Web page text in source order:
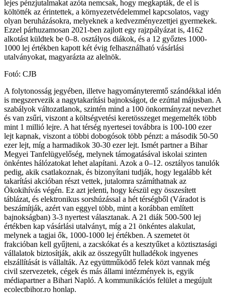
lejes pénzjutalmakat azóta nemcsak, hogy megkapták, de el is
költötték az érintettek, a környezetvédelemmel kapcsolatos, vagy
olyan beruházásokra, melyeknek a kedvezményezettjei gyermekek.
Ezzel párhuzamosan 2021-ben zajlott egy rajzpályázat is, 4162
alkotást küldtek be 0–8. osztályos diákok, és a 12 győztes 1000-
1000 lej értékben kapott két évig felhasználható vásárlási
utalványokat, magyarázta az alelnök.
Fotó: CJB
A folytonosság jegyében, illetve hagyományteremtő szándékkal idén
is megszervezik a nagytakarítási bajnokságot, de ezúttal májusban. A
szabályok változatlanok, szintén mind a 100 önkormányzat nevezhet
és van zsűri, viszont a költségvetési keretösszeget megemelték több
mint 1 millió lejre. A hat térség nyertesei továbbra is 100-100 ezer
lejt kapnak, viszont a többi dobogósok több pénzt: a második 50-50
ezer lejt, míg a harmadikok 30-30 ezer lejt. Ismét partner a Bihar
Megyei Tanfelügyelőség, melynek támogatásával iskolai szinten
önkéntes hálózatokat lehet alapítani. Azok a 0–12. osztályos tanulók
pedig, akik csatlakoznak, és bizonyítani tudják, hogy legalább két
takarítási akcióban részt vettek, jutalomra számíthatnak az
Ökokihívás végén. Ez azt jelenti, hogy készül egy összesített
táblázat, és elektronikus sorshúzással a hét térségből (Váradot is
beszámítják, azért van eggyel több, mint a korábban említett
bajnokságban) 3-3 nyertest választanak. A 21 diák 500-500 lej
értékben kap vásárlási utalványt, míg a 21 önkéntes alakulat,
melynek a tagjai ők, 1000-1000 lej értékben. A szemetet öt
frakcióban kell gyűjteni, a zacskókat és a kesztyűket a köztisztasági
vállalatok biztosítják, akik az összegyűlt hulladékok ingyenes
elszállítását is vállalták. Az együttműködő felek közt vannak még
civil szervezetek, cégek és más állami intézmények is, egyik
médiapartner a Bihari Napló. A kommunikációs felület a megújult
ecolectbihor.ro honlap.